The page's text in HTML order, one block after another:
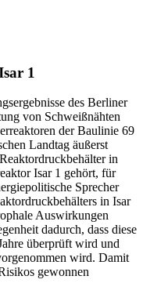
1
des Berliner
von Schweißnähten
der Baulinie 69
Landtag äußerst
in
Isar 1 gehört, für
Sprecher
in Isar
Auswirkungen
dadurch, dass diese
überprüft wird und
wird. Damit
gewonnen